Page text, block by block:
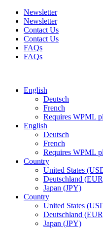
Newsletter
Newsletter
Contact Us
Contact Us
FAQs
FAQs
English
Deutsch
French
Requires WPML
English
Deutsch
French
Requires WPML
Country
United States
Deutschland
Japan (JPY)
Country
United States
Deutschland
Japan (JPY)